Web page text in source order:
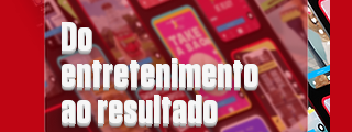
Do
entretenimento
ao resultado